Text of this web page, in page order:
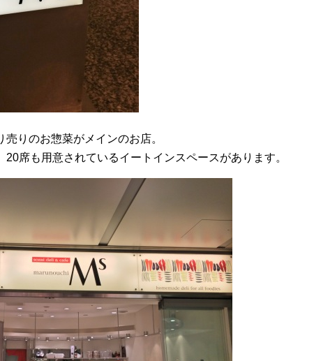
りのお惣菜がメインのお店。
20席も用意されているイートインスペースがあります。